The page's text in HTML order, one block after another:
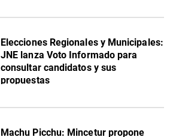
Elecciones Regionales y Municipales:
JNE lanza Voto Informado para
consultar candidatos y sus
propuestas
Machu Picchu: Mincetur propone